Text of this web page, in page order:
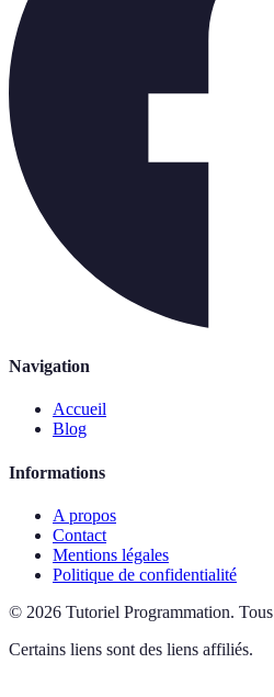
Navigation
Accueil
Blog
Informations
A propos
Contact
Mentions légales
Politique de confidentialité
© 2026 Tutoriel Programmation.
Certains liens sont des liens affiliés.